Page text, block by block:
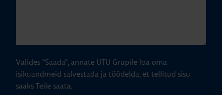
Valides "Saada", annate UTU Grupile loa oma
isikuandmeid salvestada ja töödelda, et tellitud sisu
saaks Teile saata.